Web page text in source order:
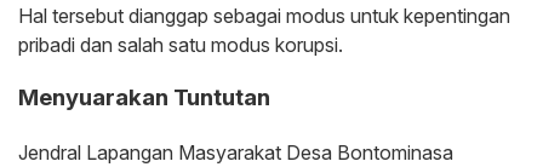
Hal tersebut dianggap sebagai modus untuk kepentingan
pribadi dan salah satu modus korupsi.
Menyuarakan Tuntutan
Jendral Lapangan Masyarakat Desa Bontominasa